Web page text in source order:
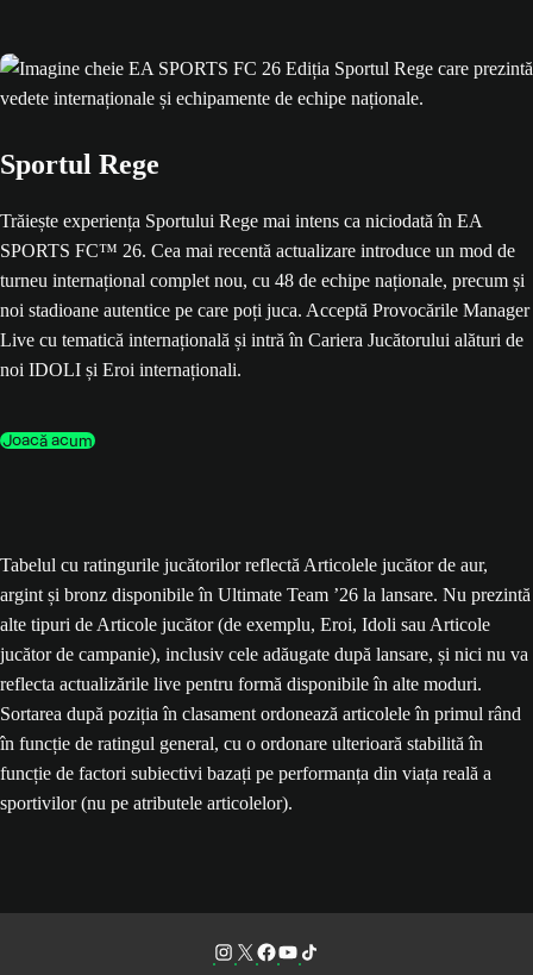
Sportul Rege
Trăiește experiența Sportului Rege mai intens ca niciodată în EA
SPORTS FC™ 26. Cea mai recentă actualizare introduce un mod de
turneu internațional complet nou, cu 48 de echipe naționale, precum și
noi stadioane autentice pe care poți juca. Acceptă Provocările Manager
Live cu tematică internațională și intră în Cariera Jucătorului alături de
noi IDOLI și Eroi internaționali.
Joacă acum
Tabelul cu ratingurile jucătorilor reflectă Articolele jucător de aur,
argint și bronz disponibile în Ultimate Team ’26 la lansare. Nu prezintă
alte tipuri de Articole jucător (de exemplu, Eroi, Idoli sau Articole
jucător de campanie), inclusiv cele adăugate după lansare, și nici nu va
reflecta actualizările live pentru formă disponibile în alte moduri.
Sortarea după poziția în clasament ordonează articolele în primul rând
în funcție de ratingul general, cu o ordonare ulterioară stabilită în
funcție de factori subiectivi bazați pe performanța din viața reală a
sportivilor (nu pe atributele articolelor).